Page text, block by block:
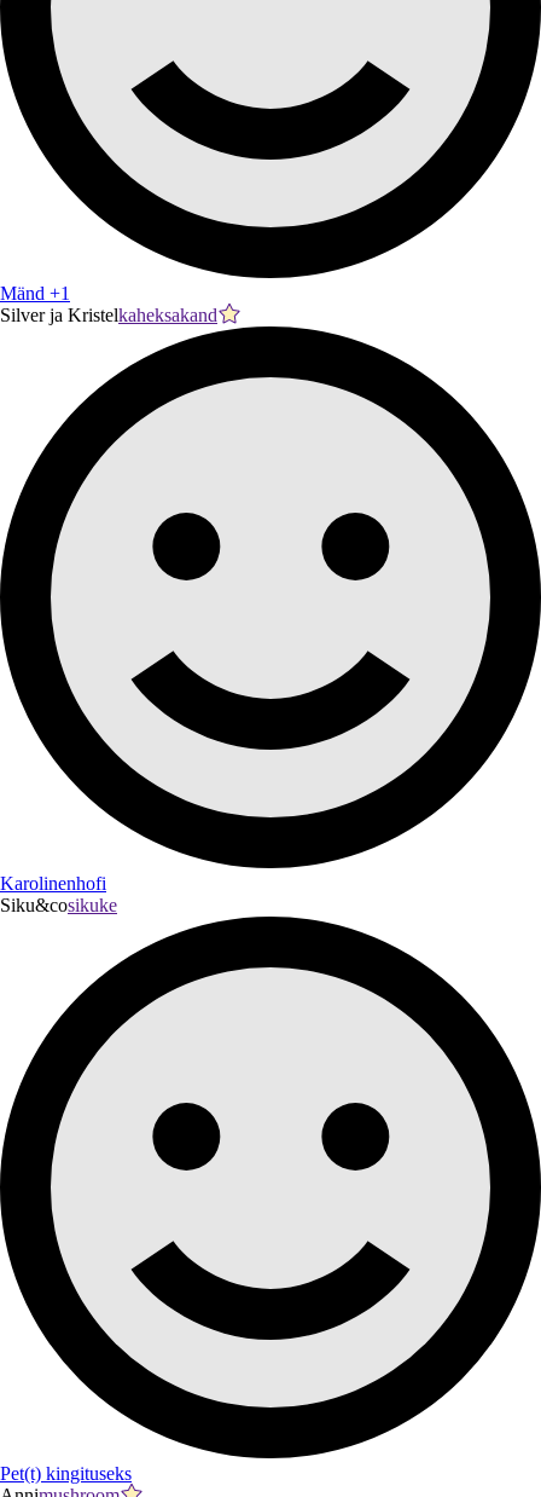
Mänd +1
Silver ja Kristelkaheksakand
Karolinenhofi
Siku&cosikuke
Pet(t) kingituseks